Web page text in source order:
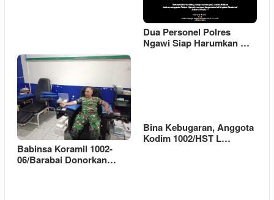
Dua Personel Polres
Ngawi Siap Harumkan …
Babinsa Koramil 1002-
06/Barabai Donorkan…
Bina Kebugaran, Anggota
Kodim 1002/HST L…